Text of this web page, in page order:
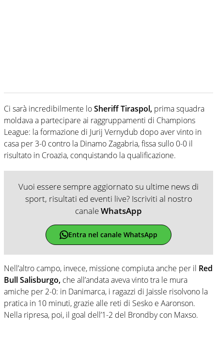
Ci sarà incredibilmente loSheriff Tiraspol, prima squadra
moldava a partecipare ai raggruppamenti di Champions
League: la formazione di Jurij Vernydub dopo aver vinto in
casa per 3-0 contro la Dinamo Zagabria, fissa sullo 0-0 il
risultato in Croazia, conquistando la qualificazione.
Vuoi essere sempre aggiornato su ultime news di
sport, risultati ed eventi live? Iscriviti al nostro
canaleWhatsApp
Entra nel canale WhatsApp
Nell’altro campo, invece, missione compiuta anche per il Red
Bull Salisburgo, che all’andata aveva vinto tra le mura
amiche per 2-0: in Danimarca, i ragazzi di Jaissle risolvono la
pratica in 10 minuti, grazie alle reti di Sesko e Aaronson.
Nella ripresa, poi, il goal dell’1-2 del Brondby con Maxso.